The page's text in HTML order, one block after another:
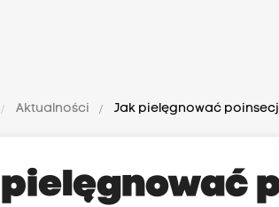
Aktualności Jak pielęgnować